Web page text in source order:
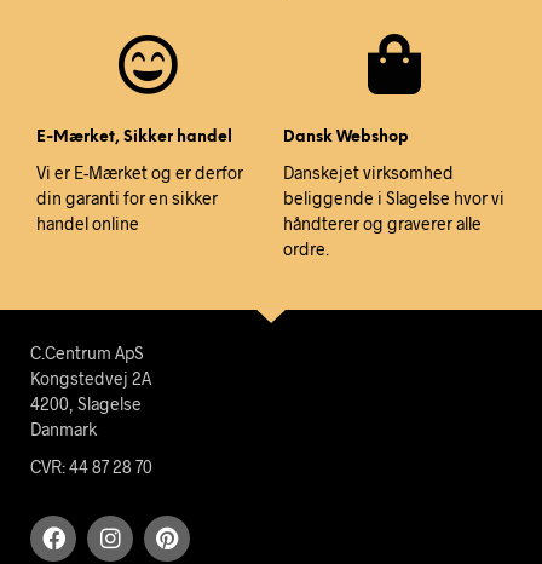
E-Mærket, Sikker handel
Vi er E-Mærket og er derfor
din garanti for en sikker
handel online
Dansk Webshop
Danskejet virksomhed
beliggende i Slagelse hvor vi
håndterer og graverer alle
ordre.
C.Centrum ApS
Kongstedvej 2A
4200, Slagelse
Danmark
CVR: 44 87 28 70